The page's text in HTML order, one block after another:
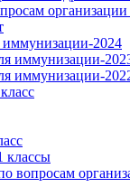
организации
иммунизации-2024
иммунизации-
иммунизации-
классы
вопросам